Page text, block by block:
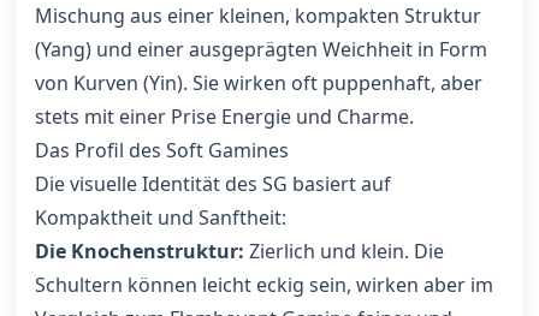
Mischung aus einer kleinen, kompakten Struktur
(Yang) und einer ausgeprägten Weichheit in Form
von Kurven (Yin). Sie wirken oft puppenhaft, aber
stets mit einer Prise Energie und Charme.
Das Profil des Soft Gamines
Die visuelle Identität des SG basiert auf
Kompaktheit und Sanftheit:
Die Knochenstruktur: Zierlich und klein. Die
Schultern können leicht eckig sein, wirken aber im